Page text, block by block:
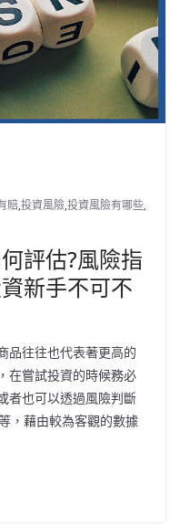
賠,投資風險,投資風險有哪些,
評估?風險指
新手不可不
品往往也代表著更高的
在嘗試投資的時候務必
者也可以透過風險判斷
，藉由較為客觀的數據